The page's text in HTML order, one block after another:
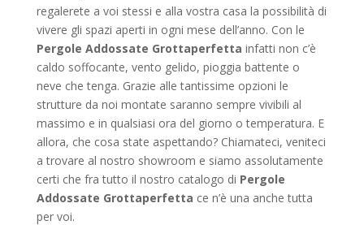
regalerete a voi stessi e alla vostra casa la possibilità di
vivere gli spazi aperti in ogni mese dell’anno. Con le
Pergole Addossate Grottaperfetta infatti non c’è
caldo soffocante, vento gelido, pioggia battente o
neve che tenga. Grazie alle tantissime opzioni le
strutture da noi montate saranno sempre vivibili al
massimo e in qualsiasi ora del giorno o temperatura. E
allora, che cosa state aspettando? Chiamateci, veniteci
a trovare al nostro showroom e siamo assolutamente
certi che fra tutto il nostro catalogo di Pergole
Addossate Grottaperfetta ce n’è una anche tutta
per voi.